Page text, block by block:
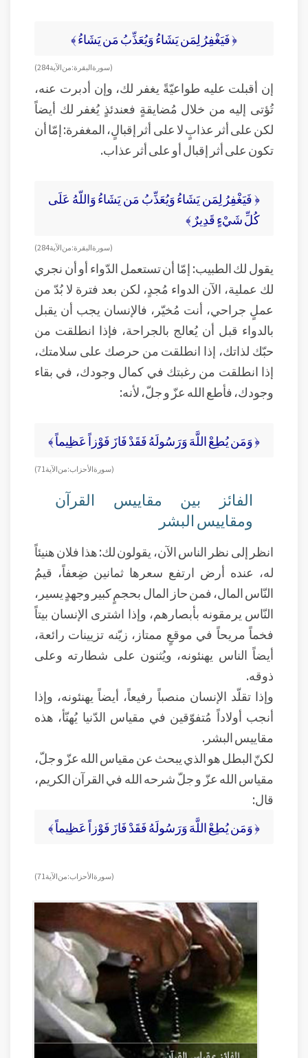
﴿ فَيَغْفِرُ لِمَن يَشَاءُ وَيُعَذِّبُ مَن يَشَاءُ ﴾
( سورة البقرة: من الآية 284 )
إن أقبلت عليه طواعيّةً يغفر لك، وإن أدبرت عنه،
تُؤتى إليه من خلال مُضايقةٍ فعندئذٍ يُغفر لك أيضاً
لكن على أثر عذابٍ لا على أثر إقبالٍ، المغفرة: إمّا أن
تكون على أثر إقبال أو على أثر عذاب.
﴿ فَيَغْفِرُ لِمَن يَشَاءُ وَيُعَذِّبُ مَن يَشَاءُ وَاللّهُ عَلَى
كُلِّ شَيْءٍ قَدِيرٌ ﴾
( سورة البقرة: من الآية 284 )
يقول لك الطبيب: إمّا أن تستعمل الدّواء أو أن نجري
لك عملية، الآن الدواء مُجدٍ، لكن بعد فترة لا بُدّ من
عملٍ جراحي، أنت مُخيّر، فالإنسان يجب أن يقبل
بالدواء قبل أن يُعالج بالجراحة، فإذا انطلقت من
حبّك لذاتك، إذا انطلقت من حرصك على سلامتك،
إذا انطلقت من رغبتك في كمال وجودك، في بقاء
وجودك، فأطع الله عزّ و جلّ، لأنه:
﴿ وَمَن يُطِعْ اللَّهَ وَرَسُولَهُ فَقَدْ فَازَ فَوْزاً عَظِيماً ﴾
( سورة الأحزاب: من الآية 71)
الفائز بين مقاييس القرآن
ومقاييس البشر
انظر إلى نظر الناس الآن، يقولون لك: هذا فلان هنيئاً
له، عنده أرض ارتفع سعرها ثمانين ضِعفاً، قيمُ
النّاس المال، فمن حاز المال بحجمٍ كبير وجهدٍ يسير،
النّاس يرمقونه بأبصارهم، وإذا اشترى الإنسان بيتاً
فخماً مريحاً في موقعٍ ممتاز، زيّنه تزيينات رائعة،
أيضاً الناس يهنئونه، ويُثنون على شطارته وعلى
ذوقه.
وإذا تقلّد الإنسان منصباً رفيعاً، أيضاً يهنئونه، وإذا
أنجب أولاداً مُتفوّقين في مقياس الدّنيا يُهنّأ، هذه
مقاييس البشر.
لكنّ البطل هو الذي يبحث عن مقياس الله عزّ و جلّ،
مقياس الله عزّ و جلّ شرحه الله في القرآن الكريم،
قال:
﴿ وَمَن يُطِعْ اللَّهَ وَرَسُولَهُ فَقَدْ فَازَ فَوْزاً عَظِيماً ﴾
( سورة الأحزاب: من الآية 71)